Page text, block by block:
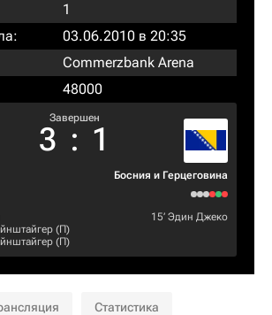
1
03.06.2010 в 20:35
Commerzbank Arena
48000
Завершен
3 : 1
Босния и Герцеговина
(П)
(П)
15‎’‎ Эдин Джеко
Статистика